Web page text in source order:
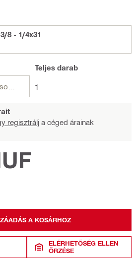
8 - 1/4x31
Teljesdarab
1
regisztrálj a céged árainak
A KOSÁRHOZ
ELÉRHETŐSÉG ELLEN
ŐRZÉSE